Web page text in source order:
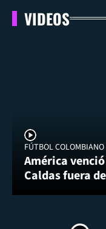
VIDEOS
FÚTBOL COLOMBIANO
América
Caldas fuera